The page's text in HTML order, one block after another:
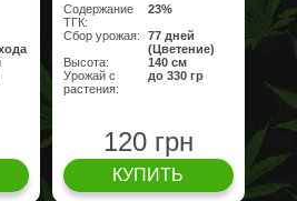
Содержание
ТГК:
23%
Сбор урожая:
77 дней
(Цветение)
Высота:
140 см
Урожай с
растения:
до 330 гр
120 грн
КУПИТЬ